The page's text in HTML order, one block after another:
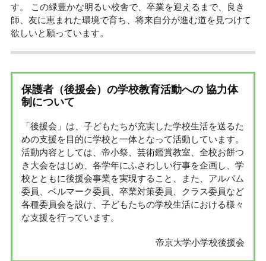
す。 この緑豊かな明るい校舎で、卒業を迎えるまで、良き
師、友に恵まれた環境で育ち、将来自分が進む道を見つけて
欲しいと願っています。
保護者（後援会）の学校教育活動への 協力体
制について
「後援会」は、子どもたちが充実した学校生活を送るた
めの支援を目的に学校と一体となって活動しています。
活動内容としては、帝小祭、芸術鑑賞教室、全校お餅つ
き大会をはじめ、各学年にふさわしい行事を企画し、学
校とともに後援会事業を実現すること、また、アルバム
委員、ベルマーク委員、卒業対策委員、クラス委員など
各種委員会を設け、子どもたちの学校生活における様々
な支援を行っています。
帝京大学小学校後援会